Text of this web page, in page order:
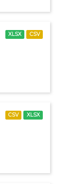
XLSX CSV
CSV XLSX